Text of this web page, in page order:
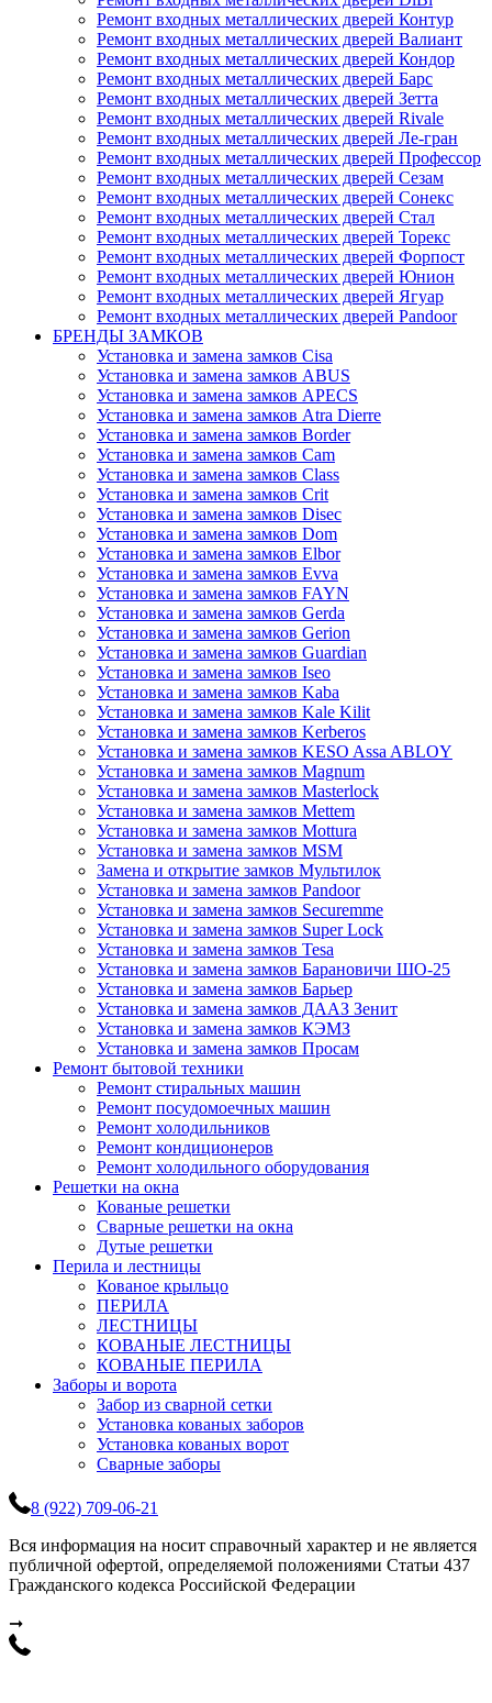
Ремонт входных металлических дверей Контур
Ремонт входных металлических дверей Валиант
Ремонт входных металлических дверей Кондор
Ремонт входных металлических дверей Барс
Ремонт входных металлических дверей Зетта
Ремонт входных металлических дверей Rivale
Ремонт входных металлических дверей Ле-гран
Ремонт входных металлических дверей Профессор
Ремонт входных металлических дверей Сезам
Ремонт входных металлических дверей Сонекс
Ремонт входных металлических дверей Стал
Ремонт входных металлических дверей Торекс
Ремонт входных металлических дверей Форпост
Ремонт входных металлических дверей Юнион
Ремонт входных металлических дверей Ягуар
Ремонт входных металлических дверей Pandoor
БРЕНДЫ ЗАМКОВ
Установка и замена замков Cisa
Установка и замена замков ABUS
Установка и замена замков APECS
Установка и замена замков Atra Dierre
Установка и замена замков Border
Установка и замена замков Cam
Установка и замена замков Class
Установка и замена замков Crit
Установка и замена замков Disec
Установка и замена замков Dom
Установка и замена замков Elbor
Установка и замена замков Evva
Установка и замена замков FAYN
Установка и замена замков Gerda
Установка и замена замков Gerion
Установка и замена замков Guardian
Установка и замена замков Iseo
Установка и замена замков Kaba
Установка и замена замков Kale Kilit
Установка и замена замков Kerberos
Установка и замена замков KESO Assa ABLOY
Установка и замена замков Magnum
Установка и замена замков Masterlock
Установка и замена замков Mettem
Установка и замена замков Mottura
Установка и замена замков MSM
Замена и открытие замков Мультилок
Установка и замена замков Pandoor
Установка и замена замков Securemme
Установка и замена замков Super Lock
Установка и замена замков Tesa
Установка и замена замков Барановичи ШО-25
Установка и замена замков Барьер
Установка и замена замков ДААЗ Зенит
Установка и замена замков КЭМЗ
Установка и замена замков Просам
Ремонт бытовой техники
Ремонт стиральных машин
Ремонт посудомоечных машин
Ремонт холодильников
Ремонт кондиционеров
Ремонт холодильного оборудования
Решетки на окна
Кованые решетки
Сварные решетки на окна
Дутые решетки
Перила и лестницы
Кованое крыльцо
ПЕРИЛА
ЛЕСТНИЦЫ
КОВАНЫЕ ЛЕСТНИЦЫ
КОВАНЫЕ ПЕРИЛА
Заборы и ворота
Забор из сварной сетки
Установка кованых заборов
Установка кованых ворот
Сварные заборы
8 (922) 709-06-21
Вся информация на носит справочный характер и не является
публичной офертой, определяемой положениями Статьи 437
Гражданского кодекса Российской Федерации
➞